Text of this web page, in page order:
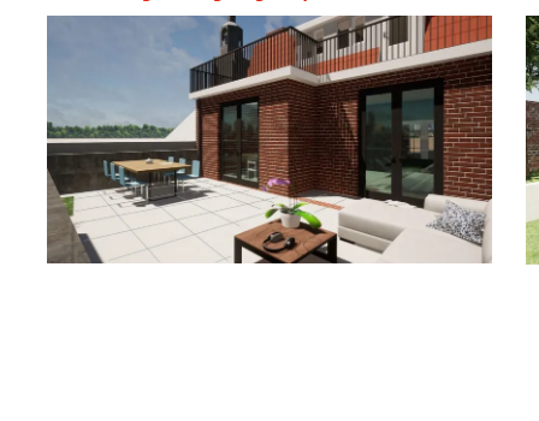
Werken bij